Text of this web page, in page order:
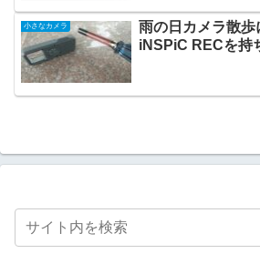
小さなカメラ
雨の日カメラ散
iNSPiC RECを持